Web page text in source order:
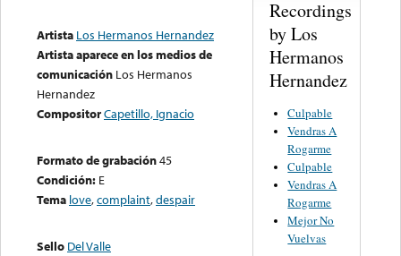
Artista Los Hermanos Hernandez
Artista aparece en los medios de
comunicación Los Hermanos
Hernandez
CompositorCapetillo, Ignacio
Formato de grabación45
Condición: E
Tema love,complaint,despair
Sello Del Valle
Recordings
by Los
Hermanos
Hernandez
Culpable
Vendras A
Rogarme
Culpable
Vendras A
Rogarme
Mejor No
Vuelvas